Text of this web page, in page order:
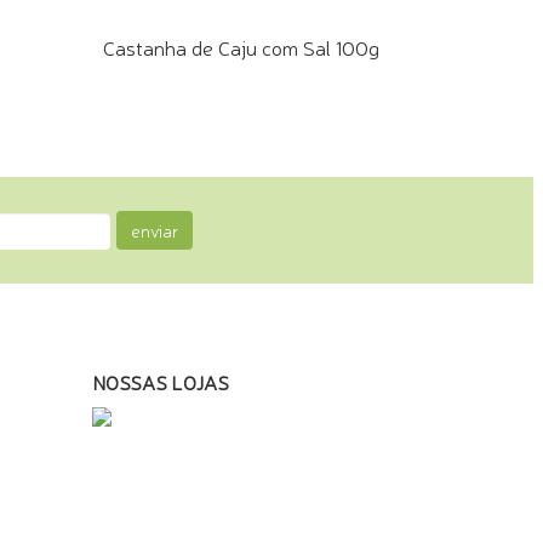
Castanha de Caju com Sal 100g
enviar
NOSSAS LOJAS